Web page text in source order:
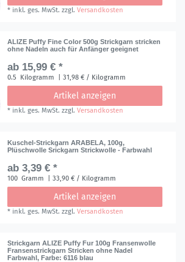
* inkl. ges. MwSt. zzgl.Versandkosten
ALIZE Puffy Fine Color 500g Strickgarn stricken
ohne Nadeln auch für Anfänger geeignet
ab 15,99 € *
0.5 Kilogramm | 31,98 € / Kilogramm
Artikel anzeigen
* inkl. ges. MwSt. zzgl.Versandkosten
Kuschel-Strickgarn ARABELA, 100g,
Plüschwolle Srickgarn Strickwolle - Farbwahl
ab 3,39 € *
100 Gramm | 33,90 € / Kilogramm
Artikel anzeigen
* inkl. ges. MwSt. zzgl.Versandkosten
Strickgarn ALIZE Puffy Fur 100g Fransenwolle
Fransenstrickgarn Stricken ohne Nadel
Farbwahl, Farbe: 6116 blau